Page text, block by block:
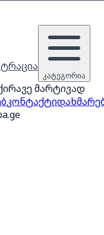
კატეგორია
მარტივად
კონტაქტი